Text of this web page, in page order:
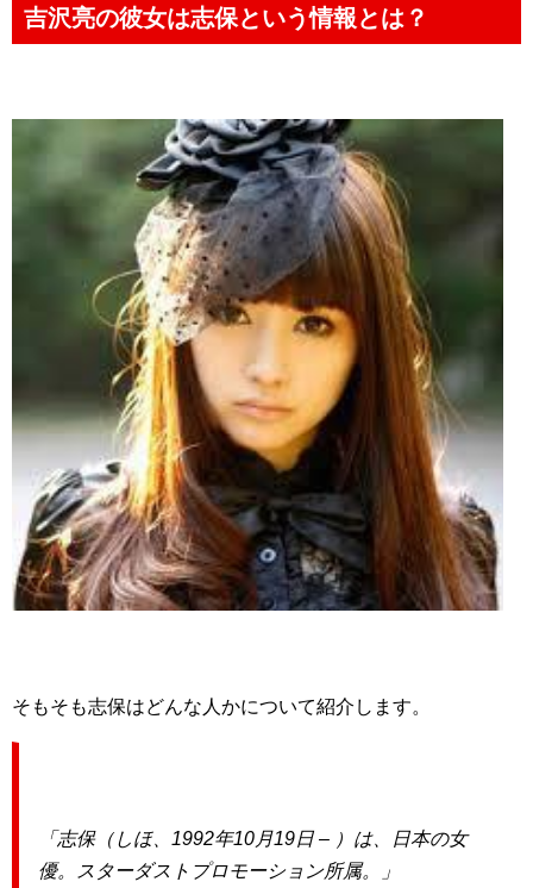
吉沢亮の彼女は志保という情報とは？
そもそも志保はどんな人かについて紹介します。
志保（しほ、1992年10月19日 – ）は、日本の女
優。スターダストプロモーション所属。